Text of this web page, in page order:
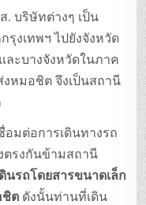
. บริษัทต่างๆ เป็น
รุงเทพฯ ไปยังจังหวัด
ะบางจังหวัดในภาค
หมอชิต จึงเป็นสถานี
มต่อการเดินทางรถ
ตรงกันข้ามสถานี
นรถโดยสารขนาดเล็ก
ชิต ดังนั้นท่านที่เดิน